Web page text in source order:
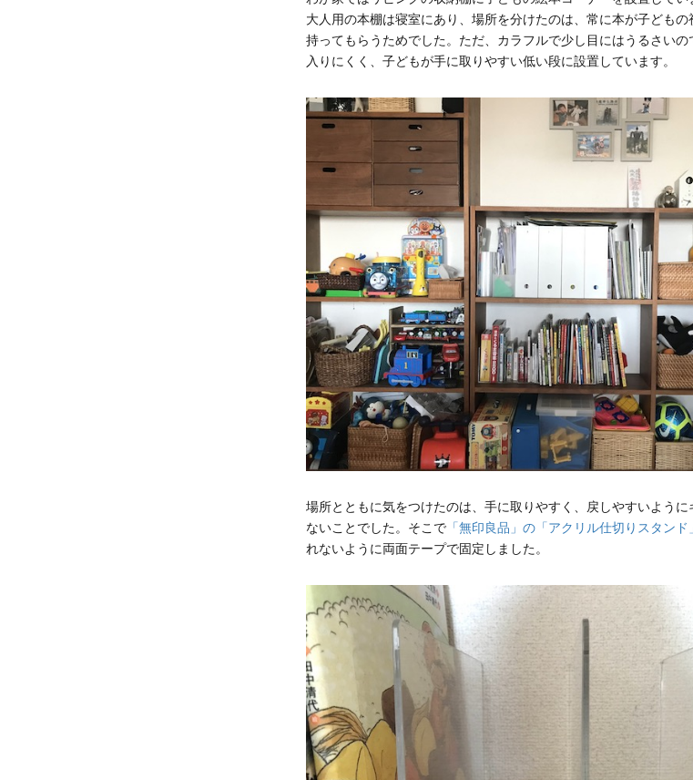
大人用の本棚は寝室にあり、場所を分けたのは、常に本が子どもの
持ってもらうためでした。ただ、カラフルで少し目にはうるさいの
入りにくく、子どもが手に取りやすい低い段に設置しています。
場所とともに気をつけたのは、手に取りやすく、戻しやすいよう
ないことでした。そこで 「無印良品」の「アクリル仕切りスタンド」
れないように両面テープで固定しました。